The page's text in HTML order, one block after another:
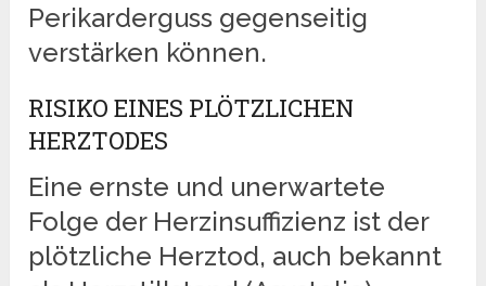
Perikarderguss gegenseitig
verstärken können.
RISIKO EINES PLÖTZLICHEN
HERZTODES
Eine ernste und unerwartete
Folge der Herzinsuffizienz ist der
plötzliche Herztod, auch bekannt